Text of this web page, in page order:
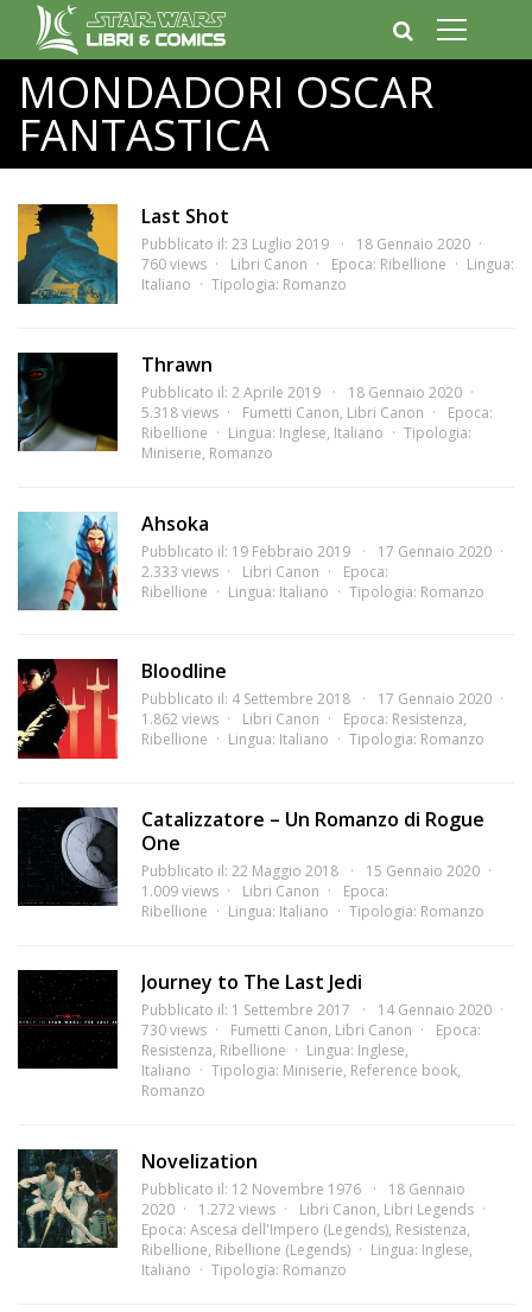
MONDADORI OSCAR
FANTASTICA
Last Shot
Pubblicato il: 23 Luglio 2019
18 Gennaio 2020
760 views
Libri Canon Epoca: Ribellione
Lingua:
Italiano
Tipologia: Romanzo
Thrawn
Pubblicato il: 2 Aprile 2019
18 Gennaio 2020
5.318 views
Fumetti Canon, Libri Canon
Epoca:
Ribellione
Lingua: Inglese, Italiano
Tipologia:
Miniserie, Romanzo
Ahsoka
Pubblicato il: 19 Febbraio 2019
17 Gennaio 2020
2.333 views
Libri Canon
Epoca:
Ribellione
Lingua: Italiano Tipologia: Romanzo
Bloodline
Pubblicato il: 4 Settembre 2018
17 Gennaio 2020
1.862 views
Libri Canon Epoca: Resistenza,
Ribellione
Lingua: Italiano Tipologia: Romanzo
Catalizzatore – Un Romanzo di Rogue
One
Pubblicato il: 22 Maggio 2018
15 Gennaio 2020
1.009 views
Libri Canon
Epoca:
Ribellione
Lingua: Italiano Tipologia: Romanzo
Journey to The Last Jedi
Pubblicato il: 1 Settembre 2017
14 Gennaio 2020
730 views
Fumetti Canon, Libri Canon
Epoca:
Resistenza, Ribellione Lingua: Inglese,
Italiano
Tipologia: Miniserie, Reference book,
Romanzo
Novelization
Pubblicato il: 12 Novembre 1976
18 Gennaio
2020
1.272 views Libri Canon, Libri Legends
Epoca: Ascesa dell'Impero (Legends), Resistenza,
Ribellione, Ribellione (Legends) Lingua: Inglese,
Italiano
Tipologia: Romanzo